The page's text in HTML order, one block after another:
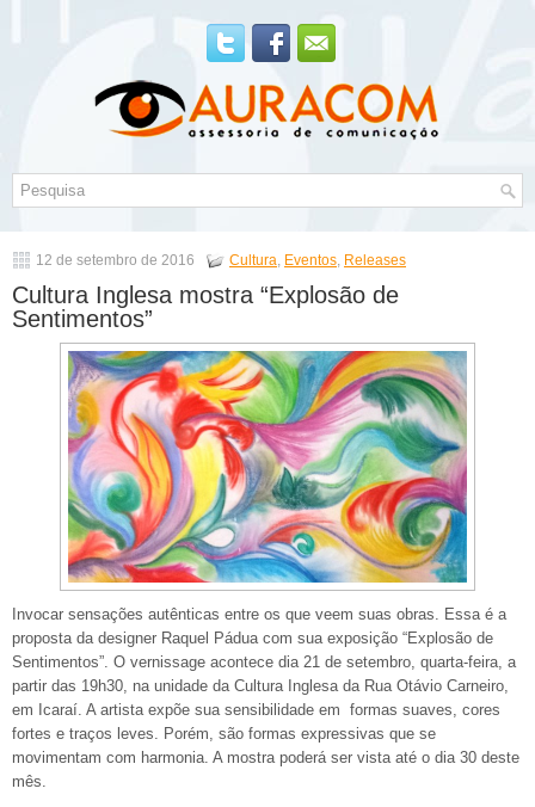
12 de setembro de 2016 Cultura, Eventos, Releases
Cultura Inglesa mostra “Explosão de
Sentimentos”
Invocar sensações autênticas entre os que veem suas obras. Essa é a
proposta da designer Raquel Pádua com sua exposição “Explosão de
Sentimentos”. O vernissage acontece dia 21 de setembro, quarta-feira, a
partir das 19h30, na unidade da Cultura Inglesa da Rua Otávio Carneiro,
em Icaraí. A artista expõe sua sensibilidade em formas suaves, cores
fortes e traços leves. Porém, são formas expressivas que se
movimentam com harmonia. A mostra poderá ser vista até o dia 30 deste
mês.